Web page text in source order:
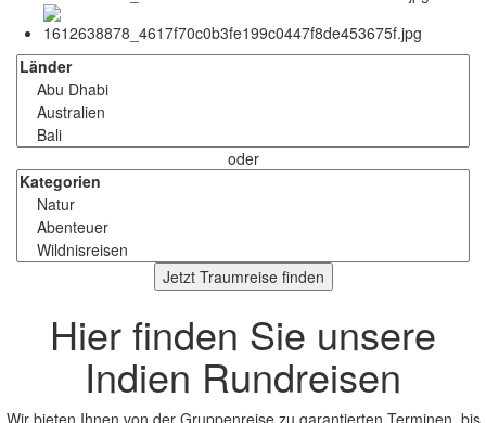
oder
Jetzt Traumreise finden
Hier finden Sie unsere
Indien Rundreisen
Wir bieten Ihnen von der Gruppenreise zu garantierten Terminen, bis